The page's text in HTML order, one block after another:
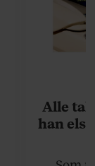
Alle
han